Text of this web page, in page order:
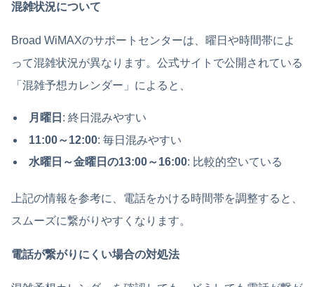
混雑状況について
Broad WiMAXのサポートセンターは、曜日や時間帯によ
って混雑状況が異なります。公式サイトで公開されている
「混雑予想カレンダー」によると、
月曜日 : 終日混みやすい
11:00～12:00: 毎日混みやすい
水曜日～金曜日の13:00～16:00: 比較的空いている
上記の情報を参考に、電話をかける時間帯を調整すると、
スムーズに繋がりやすくなります。
電話が繋がりにくい場合の対処法